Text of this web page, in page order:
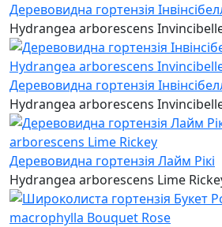
Деревовидна гортензія
Hydrangea arborescens
Деревовидна гортензія
Hydrangea arborescens
Деревовидна гортензія Лайм Рікі
Hydrangea arborescens Lime